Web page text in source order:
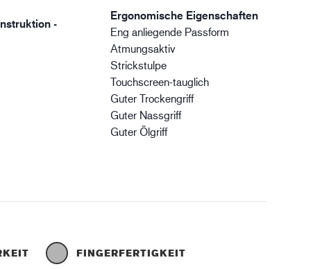
-
Ergonomische Eigenschaften
Eng anliegende Passform
Atmungsaktiv
Strickstulpe
Touchscreen-tauglich
Guter Trockengriff
Guter Nassgriff
Guter Ölgriff
FINGERFERTIGKEIT